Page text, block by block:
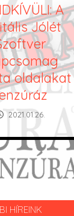
A
Jólét
oldalakat
2021.01.26.
HÍREINK